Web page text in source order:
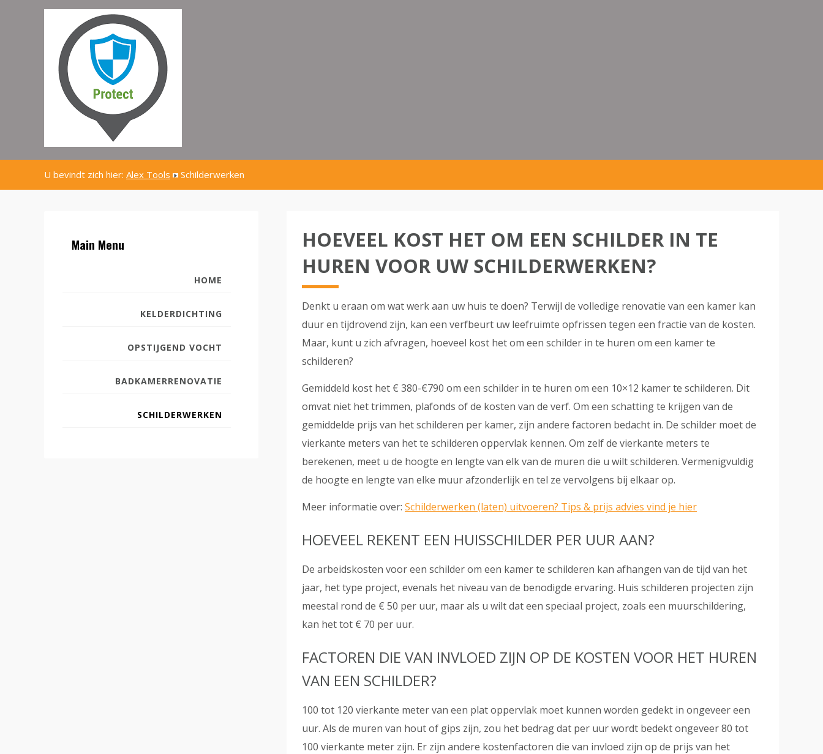
U bevindt zich hier: Alex Tools Schilderwerken
Main Menu
HOME
KELDERDICHTING
OPSTIJGEND VOCHT
BADKAMERRENOVATIE
SCHILDERWERKEN
HOEVEEL KOST HET OM EEN SCHILDER IN TE
HUREN VOOR UW SCHILDERWERKEN?
Denkt u eraan om wat werk aan uw huis te doen? Terwijl de volledige renovatie van een kamer kan
duur en tijdrovend zijn, kan een verfbeurt uw leefruimte opfrissen tegen een fractie van de kosten.
Maar, kunt u zich afvragen, hoeveel kost het om een schilder in te huren om een kamer te
schilderen?
Gemiddeld kost het € 380-€790 om een schilder in te huren om een 10×12 kamer te schilderen. Dit
omvat niet het trimmen, plafonds of de kosten van de verf. Om een schatting te krijgen van de
gemiddelde prijs van het schilderen per kamer, zijn andere factoren bedacht in. De schilder moet de
vierkante meters van het te schilderen oppervlak kennen. Om zelf de vierkante meters te
berekenen, meet u de hoogte en lengte van elk van de muren die u wilt schilderen. Vermenigvuldig
de hoogte en lengte van elke muur afzonderlijk en tel ze vervolgens bij elkaar op.
Meer informatie over: Schilderwerken (laten) uitvoeren? Tips & prijs advies vind je hier
HOEVEEL REKENT EEN HUISSCHILDER PER UUR AAN?
De arbeidskosten voor een schilder om een kamer te schilderen kan afhangen van de tijd van het
jaar, het type project, evenals het niveau van de benodigde ervaring. Huis schilderen projecten zijn
meestal rond de € 50 per uur, maar als u wilt dat een speciaal project, zoals een muurschildering,
kan het tot € 70 per uur.
FACTOREN DIE VAN INVLOED ZIJN OP DE KOSTEN VOOR HET HUREN
VAN EEN SCHILDER?
100 tot 120 vierkante meter van een plat oppervlak moet kunnen worden gedekt in ongeveer een
uur. Als de muren van hout of gips zijn, zou het bedrag dat per uur wordt bedekt ongeveer 80 tot
100 vierkante meter zijn. Er zijn andere kostenfactoren die van invloed zijn op de prijs van het